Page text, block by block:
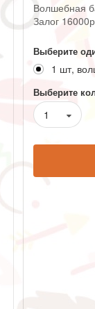
Волшебная
Залог
Выберите
1 шт,
Выберите
1